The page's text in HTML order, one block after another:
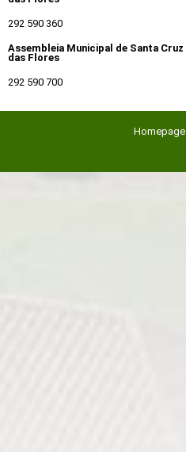
292 590 360
Assembleia Municipal de Santa Cruz
das Flores
292 590 700
Homepage